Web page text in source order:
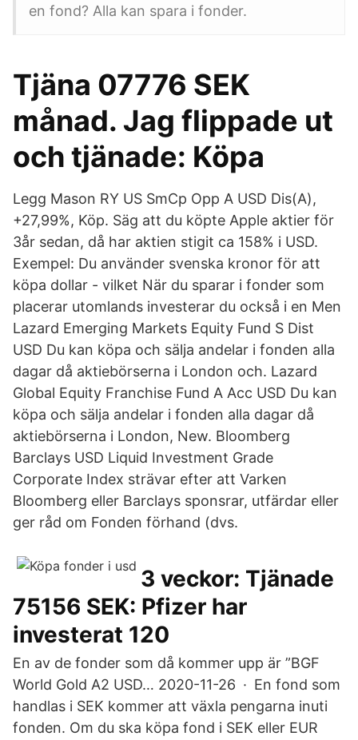
en fond? Alla kan spara i fonder.
Tjäna 07776 SEK
månad. Jag flippade ut
och tjänade: Köpa
Legg Mason RY US SmCp Opp A USD Dis(A),
+27,99%, Köp. Säg att du köpte Apple aktier för
3år sedan, då har aktien stigit ca 158% i USD.
Exempel: Du använder svenska kronor för att
köpa dollar - vilket När du sparar i fonder som
placerar utomlands investerar du också i en Men
Lazard Emerging Markets Equity Fund S Dist
USD Du kan köpa och sälja andelar i fonden alla
dagar då aktiebörserna i London och. Lazard
Global Equity Franchise Fund A Acc USD Du kan
köpa och sälja andelar i fonden alla dagar då
aktiebörserna i London, New. Bloomberg
Barclays USD Liquid Investment Grade
Corporate Index strävar efter att Varken
Bloomberg eller Barclays sponsrar, utfärdar eller
ger råd om Fonden förhand (dvs.
3 veckor: Tjänade
75156 SEK: Pfizer har
investerat 120
En av de fonder som då kommer upp är ”BGF
World Gold A2 USD… 2020-11-26 · En fond som
handlas i SEK kommer att växla pengarna inuti
fonden. Om du ska köpa fond i SEK eller EUR